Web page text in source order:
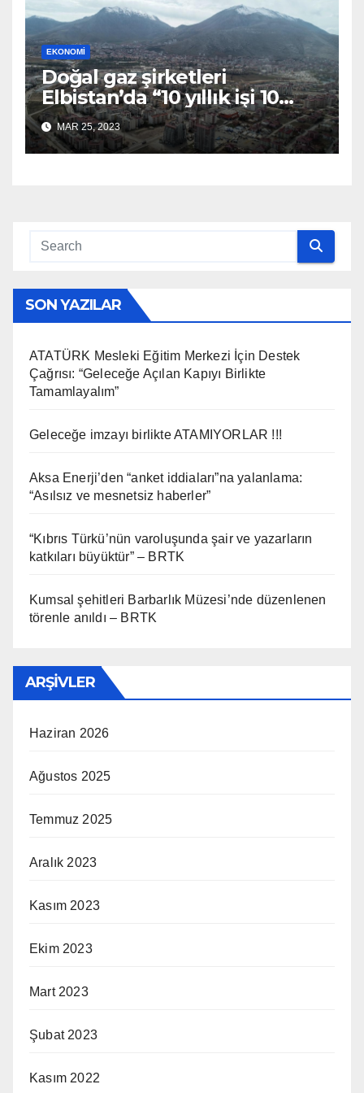
EKONOMI
Doğal gaz şirketleri
Elbistan’da “10 yıllık işi 10
günde” yaptı
MAR 25, 2023
SON YAZILAR
ATATÜRK Mesleki Eğitim Merkezi İçin Destek
Çağrısı: “Geleceğe Açılan Kapıyı Birlikte
Tamamlayalım”
Geleceğe imzayı birlikte ATAMIYORLAR !!!
Aksa Enerji’den “anket iddiaları”na yalanlama:
“Asılsız ve mesnetsiz haberler”
“Kıbrıs Türkü’nün varoluşunda şair ve yazarların
katkıları büyüktür” – BRTK
Kumsal şehitleri Barbarlık Müzesi’nde düzenlenen
törenle anıldı – BRTK
ARŞIVLER
Haziran 2026
Ağustos 2025
Temmuz 2025
Aralık 2023
Kasım 2023
Ekim 2023
Mart 2023
Şubat 2023
Kasım 2022